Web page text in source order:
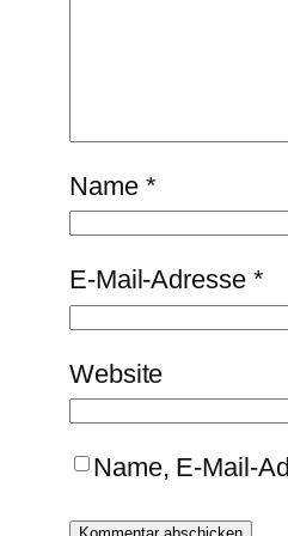
Name *
E-Mail-Adresse *
Website
Name, E-Mail-